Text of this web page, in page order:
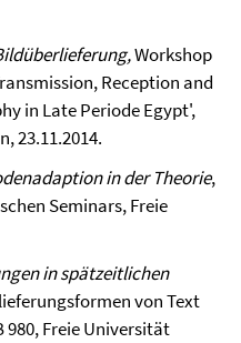
Workshop
Reception and
in Late Periode Egypt',
23.11.2014.
in der Theorie,
Seminars, Freie
in spätzeitlichen
von Text
980, Freie Universität